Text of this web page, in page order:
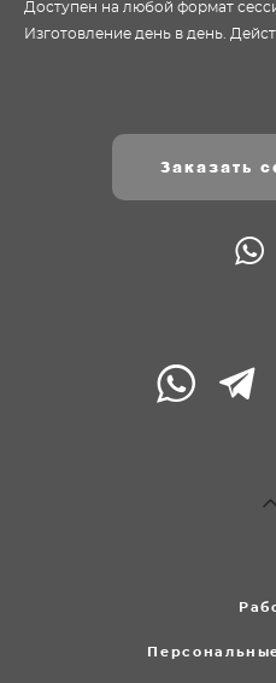
Доступен на любой формат
Изготовление день в день.
Заказать